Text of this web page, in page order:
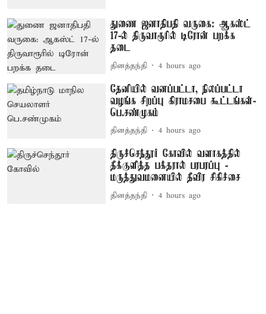
துணை ஜனாதிபதி வருகை: ஆகஸ்ட்
17-ல் திருவாரூரில் டிரோன் பறக்க
தடை
தினத்தந்தி 4 hours ago
தேனியில் வனப்பட்டா, நிலப்பட்டா
வழங்க சிறப்பு கிராமசபை கூட்டங்கள்-
பெ.சண்முகம்
தினத்தந்தி 4 hours ago
திருச்செந்தூர் கோவில் வளாகத்தில்
தீக்குளித்த பக்தரால் பரபரப்பு -
மருத்துவமனையில் தீவிர சிகிச்சை
தினத்தந்தி 4 hours ago